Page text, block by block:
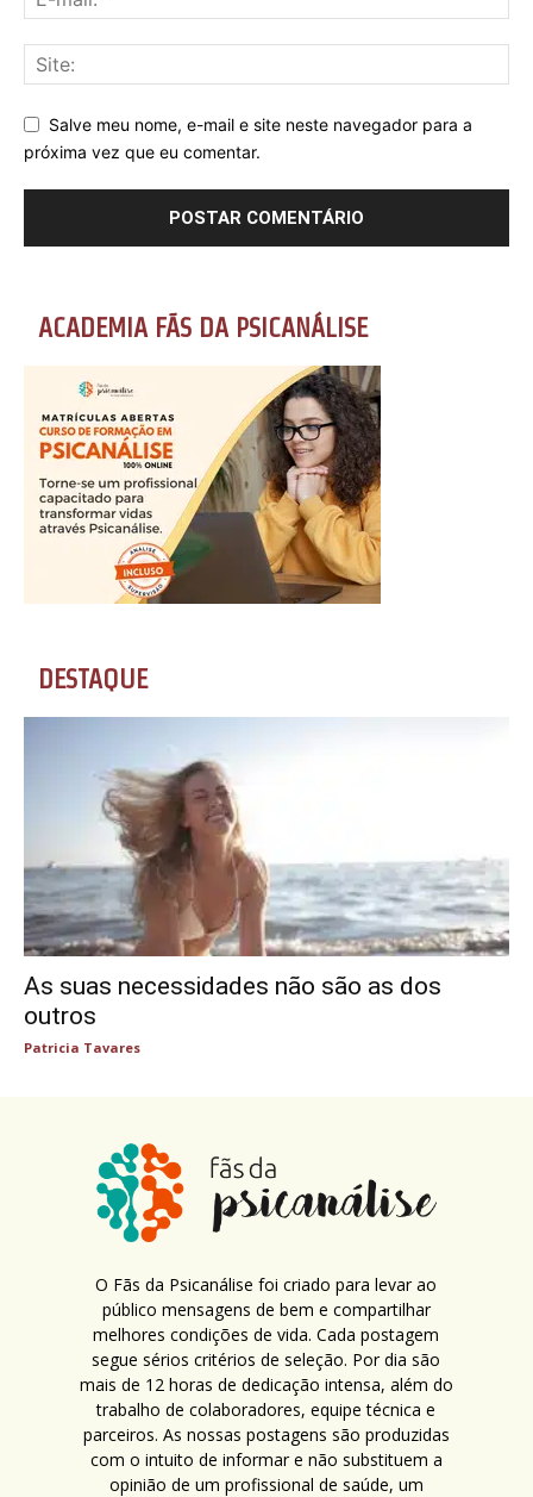
Salve meu nome, e-mail e site neste navegador para a
próxima vez que eu comentar.
ACADEMIA FÃS DA PSICANÁLISE
DESTAQUE
As suas necessidades não são as dos
outros
Patricia Tavares
O Fãs da Psicanálise foi criado para levar ao
público mensagens de bem e compartilhar
melhores condições de vida. Cada postagem
segue sérios critérios de seleção. Por dia são
mais de 12 horas de dedicação intensa, além do
trabalho de colaboradores, equipe técnica e
parceiros. As nossas postagens são produzidas
com o intuito de informar e não substituem a
opinião de um profissional de saúde, um